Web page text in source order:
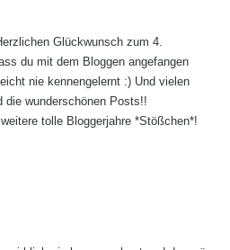
Glückwunsch zum 4.
du mit dem Bloggen angefangen
nie kennengelernt :) Und vielen
die wunderschönen Posts!!
tolle Bloggerjahre *Stößchen*!